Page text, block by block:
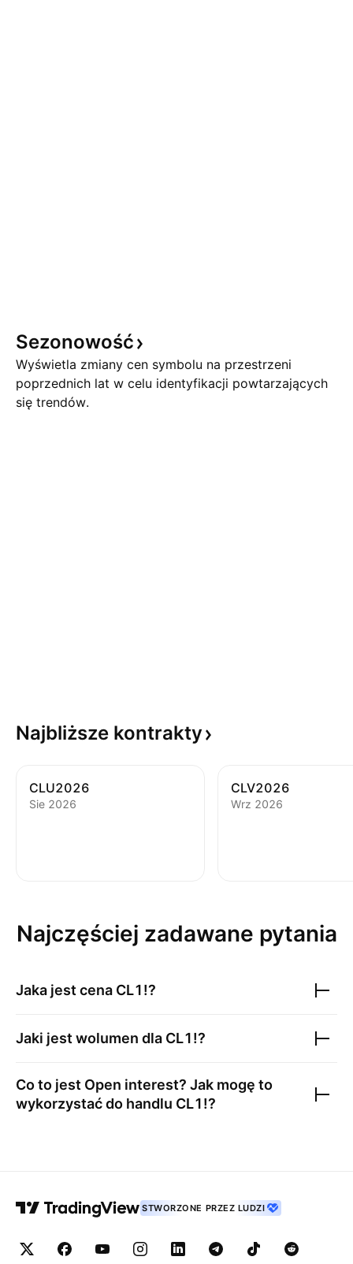
Sezonowość
Wyświetla zmiany cen symbolu na przestrzeni
poprzednich lat w celu identyfikacji powtarzających
się trendów.
Najbliższe kontrakty
CLU2026
Sie 2026
CLV2026
Wrz 2026
Najczęściej zadawane pytania
Jaka jest cena CL1!?
Jaki jest wolumen dla CL1!?
Co to jest Open interest? Jak mogę to
wykorzystać do handlu CL1!?
STWORZONE PRZEZ LUDZI